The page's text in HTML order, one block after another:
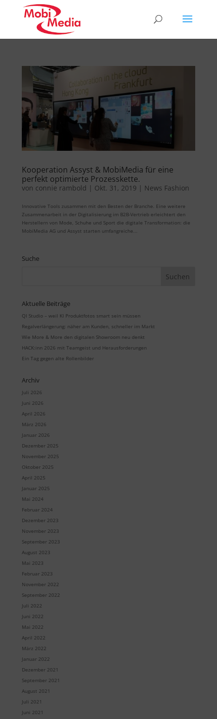
Kooperation Assyst & MobiMedia für eine
perfekt optimierte Prozesskette.
von connie rambold | Okt. 31, 2019 | News Fashion
Innovative Tools zusammen mit den Besten der Branche. Eine weitere
Zusammenarbeit in der Digitalisierung im B2B-Vertrieb erleichtert den
Herstellern von Mode, Schuhe und Sport die digitale Transformation: die
MobiMedia AG und Assyst starten umfangreiche...
Suche
Aktuelle Beiträge
QI Studio – weil KI Produktfotos smart sein müssen
Regalverlängerung: näher am Kunden, schneller im Markt
Wie More & More den digitalen Showroom neu denkt
HACK:inn 2026 mit Teamgeist und Herausforderungen
Ein Tag gegen alte Rollenbilder
Archiv
Juli 2026
Juni 2026
April 2026
März 2026
Januar 2026
Dezember 2025
November 2025
Oktober 2025
April 2025
Januar 2025
Mai 2024
Februar 2024
Dezember 2023
November 2023
September 2023
August 2023
Mai 2023
Februar 2023
November 2022
September 2022
Juli 2022
Juni 2022
Mai 2022
April 2022
März 2022
Januar 2022
Dezember 2021
September 2021
August 2021
Juli 2021
Juni 2021